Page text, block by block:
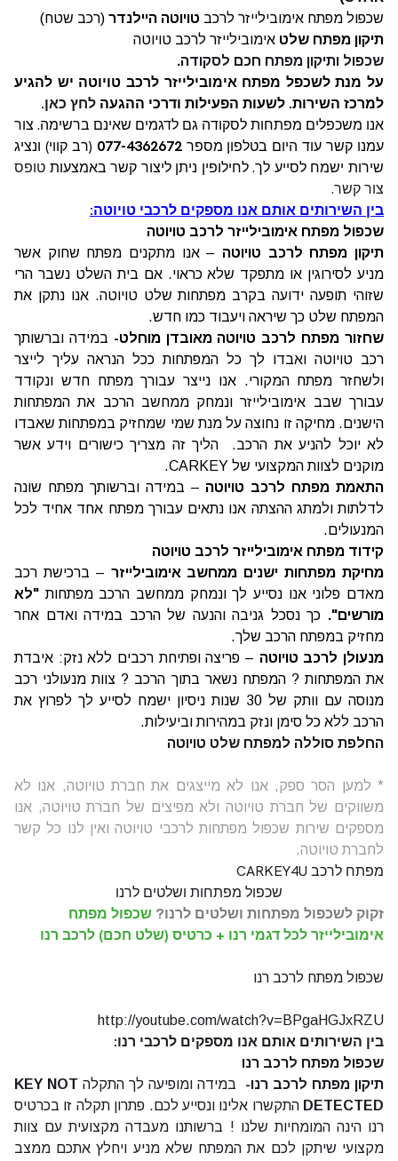
שכפול מפתח אימובילייזר לרכב טויוטה היילנדר (רכב שטח)
תיקון מפתח שלט אימובילייזר לרכב טויוטה
שכפול ותיקון מפתח חכם לסקודה.
על מנת לשכפל מפתח אימובילייזר לרכב טויוטה יש להגיע
למרכז השירות. לשעות הפעילות ודרכי ההגעה לחץ כאן.
אנו משכפלים מפתחות לסקודה גם לדגמים שאינם ברשימה. צור
עמנו קשר עוד היום בטלפון מספר077-4362672 (רב קווי) ונציג
שירות ישמח לסייע לך. לחילופין ניתן ליצור קשר באמצעות טופס
צור קשר.
בין השירותים אותם אנו מספקים לרכבי טויוטה:
שכפול מפתח אימובילייזר לרכב טויוטה
תיקון מפתח לרכב טויוטה – אנו מתקנים מפתח שחוק אשר
מניע לסירוגין או מתפקד שלא כראוי. אם בית השלט נשבר הרי
שזוהי תופעה ידועה בקרב מפתחות שלט טויוטה. אנו נתקן את
המפתח שלט כך שיראה ויעבוד כמו חדש.
שחזור מפתח לרכב טויוטה מאובדן מוחלט- במידה וברשותך
רכב טויוטה ואבדו לך כל המפתחות ככל הנראה עליך לייצר
ולשחזר מפתח המקורי. אנו נייצר עבורך מפתח חדש ונקודד
עבורך שבב אימובילייזר ונמחק ממחשב הרכב את המפתחות
הישנים. מחיקה זו נחוצה על מנת שמי שמחזיק במפתחות שאבדו
לא יוכל להניע את הרכב. הליך זה מצריך כישורים וידע אשר
מוקנים לצוות המקצועי של CARKEY.
התאמת מפתח לרכב טויוטה – במידה וברשותך מפתח שונה
לדלתות ולמתג ההצתה אנו נתאים עבורך מפתח אחד אחיד לכל
המנעולים.
קידוד מפתח אימובילייזר לרכב טויוטה
מחיקת מפתחות ישנים ממחשב אימובילייזר – ברכישת רכב
מאדם פלוני אנו נסייע לך ונמחק ממחשב הרכב מפתחות "לא
מורשים". כך נסכל גניבה והנעה של הרכב במידה ואדם אחר
מחזיק במפתח הרכב שלך.
מנעולן לרכב טויוטה – פריצה ופתיחת רכבים ללא נזק: איבדת
את המפתחות ? המפתח נשאר בתוך הרכב ? צוות מנעולני רכב
מנוסה עם וותק של 30 שנות ניסיון ישמח לסייע לך לפרוץ את
הרכב ללא כל סימן ונזק במהירות וביעילות.
החלפת סוללה למפתח שלט טויוטה
* למען הסר ספק, אנו לא מייצגים את חברת טויוטה, אנו לא
משווקים של חברת טויוטה ולא מפיצים של חברת טויוטה, אנו
מספקים שירות שכפול מפתחות לרכבי טויוטה ואין לנו כל קשר
לחברת טויוטה.
מפתח לרכב CARKEY4U
שכפול מפתחות ושלטים לרנו
זקוק לשכפול מפתחות ושלטים לרנו? שכפול מפתח
אימובילייזר לכל דגמי רנו + כרטיס (שלט חכם) לרכב רנו
שכפול מפתח לרכב רנו
http://youtube.com/watch?v=BPgaHGJxRZU
בין השירותים אותם אנו מספקים לרכבי רנו:
שכפול מפתח לרכב רנו
תיקון מפתח לרכב רנו-
במידה ומופיעה לך התקלה KEY NOT
DETECTED התקשרו אלינו ונסייע לכם. פתרון תקלה זו בכרטיס
רנו הינה המומחיות שלנו ! ברשותנו מעבדה מקצועית עם צוות
מקצועי שיתקן לכם את המפתח שלא מניע ויחלץ אתכם ממצב